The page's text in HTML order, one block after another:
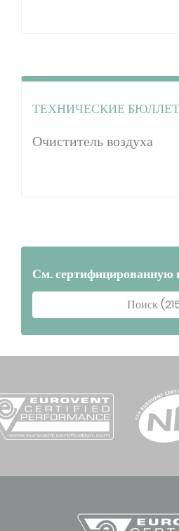
ТЕХНИЧЕСКИЕ
Очиститель воздуха
См. сертифицированную
Поиск